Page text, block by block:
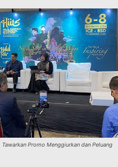
Promo Menggiurkan dan Peluang